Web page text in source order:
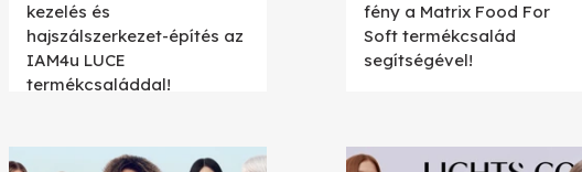
kezelés és
hajszálszerkezet-építés az
IAM4u LUCE
termékcsaláddal!
fény a Matrix Food For
Soft termékcsalád
segítségével!